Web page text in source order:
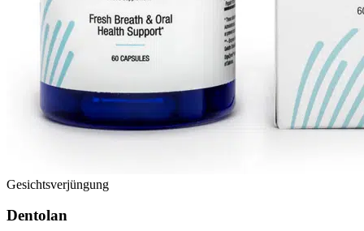
Gesichtsverjüngung
Dentolan